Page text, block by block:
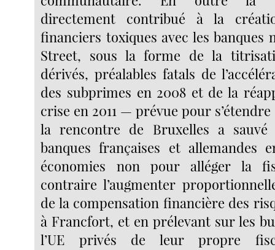
directement contribué à la
financiers toxiques avec les banques
Street, sous la forme de la
dérivés, préalables fatals de
des subprimes en 2008 et de la
crise en 2011 — prévue pour s’étendre
la rencontre de Bruxelles a
banques françaises et allemandes
économies non pour alléger la
contraire l’augmenter
de la compensation financière des
à Francfort, et en prélevant sur les
l’UE privés de leur propre